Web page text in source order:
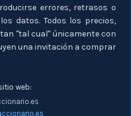
errores, retrasos o
datos. Todos los precios,
"tal cual" únicamente con
una invitación a comprar
web: